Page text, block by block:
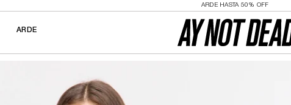
ENVÍOS GRATIS A PARTIR DE $200.000
ARDE